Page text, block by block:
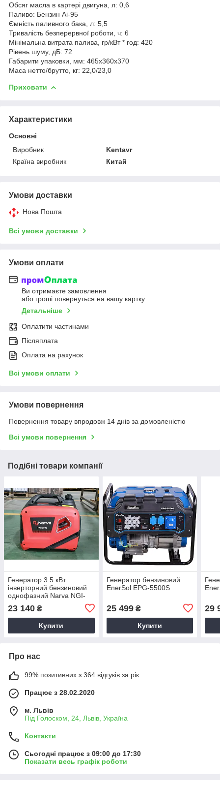
Обсяг масла в картері двигуна, л: 0,6
Паливо: Бензин Аі-95
Ємність паливного бака, л: 5,5
Тривалість безперервної роботи, ч: 6
Мінімальна витрата палива, гр/кВт * год: 420
Рівень шуму, дБ: 72
Габарити упаковки, мм: 465х360х370
Маса нетто/брутто, кг: 22,0/23,0
Приховати
Характеристики
Основні
Виробник
Kentavr
Країна виробник
Китай
Умови доставки
Нова Пошта
Всі умови доставки
Умови оплати
Ви отримаєте замовлення
або гроші повернуться на вашу картку
Детальніше
Оплатити частинами
Післяплата
Оплата на рахунок
Всі умови оплати
Умови повернення
Повернення товару впродовж 14 днів за домовленістю
Всі умови повернення
Подібні товари компанії
Генератор 3.5 кВт
інверторний бензиновий
однофазний Narva NGI-
23 140 ₴
Купити
Генератор бензиновий
EnerSol EPG-5500S
25 499₴
Купити
29
Про нас
99% позитивних з 364 відгуків за рік
Працює з 28.02.2020
м. Львів
Під Голоском, 24, Львів, Україна
Контакти
Сьогодні працює з 09:00 до 17:30
Показати весь графік роботи